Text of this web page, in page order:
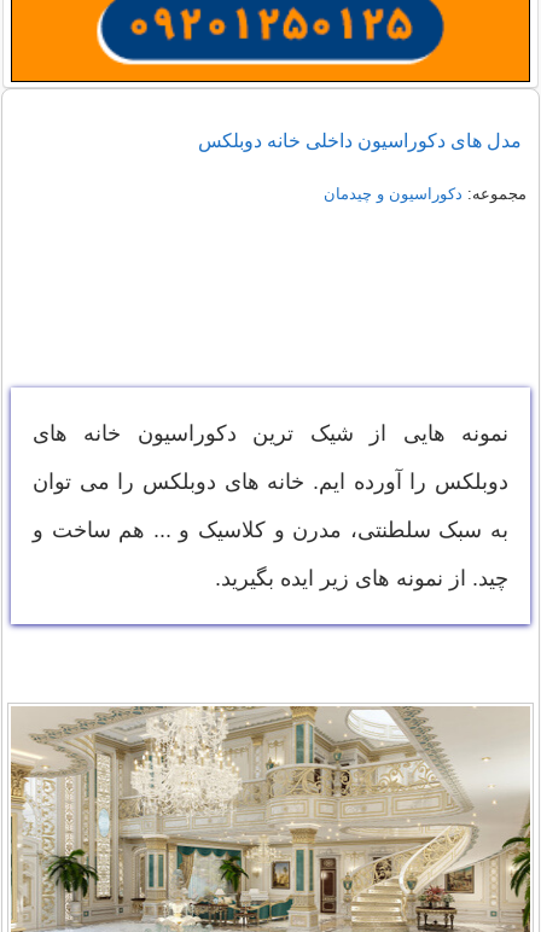
مدل های دکوراسیون داخلی خانه دوبلکس
مجموعه: دکوراسیون و چیدمان
نمونه هایی از شیک ترین دکوراسیون خانه های
دوبلکس را آورده ایم. خانه های دوبلکس را می توان
به سبک سلطنتی، مدرن و کلاسیک و ... هم ساخت و
چید. از نمونه های زیر ایده بگیرید.